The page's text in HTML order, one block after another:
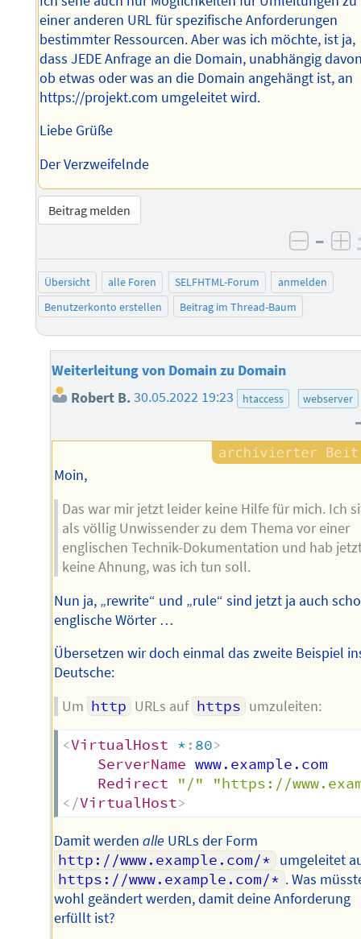
einer anderen URL für spezifische Anforderungen
bestimmter Ressourcen. Aber was ich möchte, ist ja,
dass JEDE Anfrage an die Domain, unabhängig
ob etwas oder was an die Domain angehängt ist, an
https://projekt.com umgeleitet wird.
Liebe Grüße
Der Verzweifelnde
Beitrag melden
–
Übersicht alle Foren SELFHTML-Forum
anmelden
Benutzerkonto erstellen
Beitrag im Thread-Baum
Weiterleitung von Domain zu Domain
Robert B.30.05.2022 19:23 htaccess webserver
Moin,
Das war mir jetzt leider keine Hilfe für mich. Ich
als völlig Unwissender zu dem Thema vor einer
englischen Technik-Dokumentation und hab
keine Ahnung, was ich tun soll.
Nun ja, „rewrite“ und „rule“ sind jetzt ja auch
englische Wörter …
Übersetzen wir doch einmal das zweite Beispiel
Deutsche:
Um http URLs auf https umzuleiten:
<VirtualHost * : 80>
ServerName www.example.com
Redirect
"/" "https://
</VirtualHost>
Damit werdenalle URLs der Form
http://www.example.com/*
umgeleitet
https://www.example.com/* . Was
wohl geändert werden, damit deine Anforderung
erfüllt ist?